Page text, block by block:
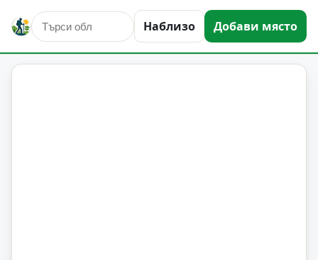
Наблизо Добави място
Пъстрово Област: Стара Загора